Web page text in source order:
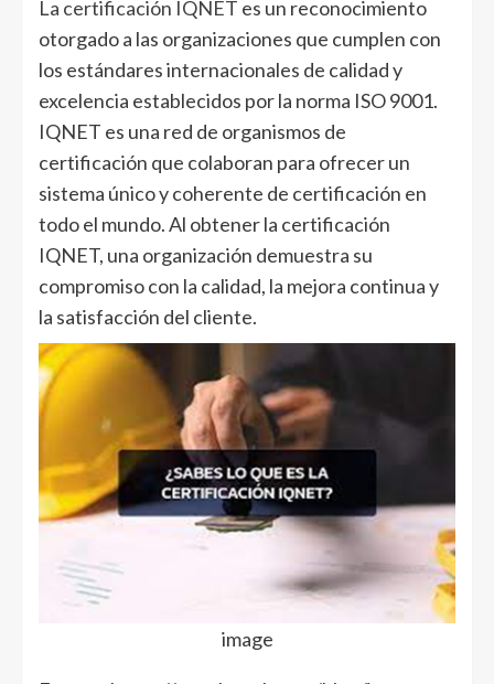
La certificación IQNET es un reconocimiento
otorgado a las organizaciones que cumplen con
los estándares internacionales de calidad y
excelencia establecidos por la norma ISO 9001.
IQNET es una red de organismos de
certificación que colaboran para ofrecer un
sistema único y coherente de certificación en
todo el mundo. Al obtener la certificación
IQNET, una organización demuestra su
compromiso con la calidad, la mejora continua y
la satisfacción del cliente.
image